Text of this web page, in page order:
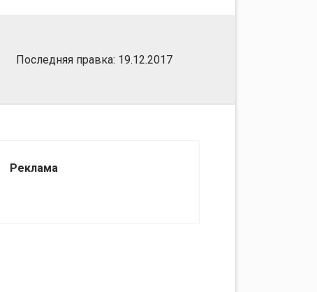
Последняя правка: 19.12.2017
Реклама